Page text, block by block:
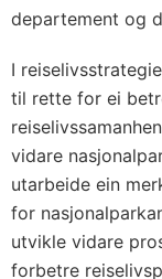
departement og
I
til rette for ei
vidare
utarbeide ein
for
utvikle vidare
forbetre